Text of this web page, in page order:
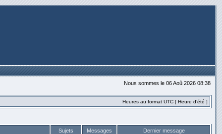
Nous sommes le 06 Aoû 2026 08:38
Heures au format UTC [ Heure d’été ]
Sujets Messages Dernier message